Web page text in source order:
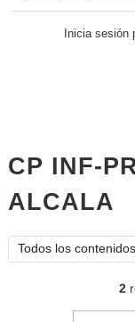
Inicia sesión
CP INF-
ALCALA
Todos los contenidos
2